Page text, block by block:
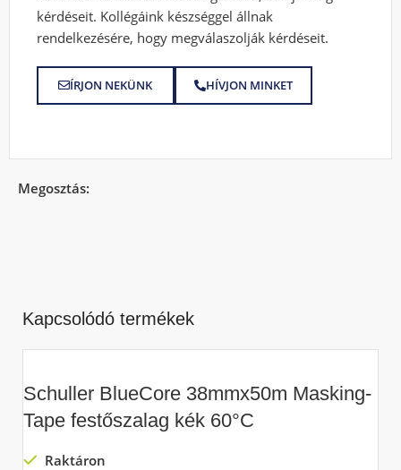
kérdéseit. Kollégáink készséggel állnak
rendelkezésére, hogy megválaszolják kérdéseit.
ÍRJON NEKÜNK HÍVJON MINKET
Megosztás:
Kapcsolódó termékek
Schuller BlueCore 38mmx50m Masking-
Tape festőszalag kék 60°C
Raktáron